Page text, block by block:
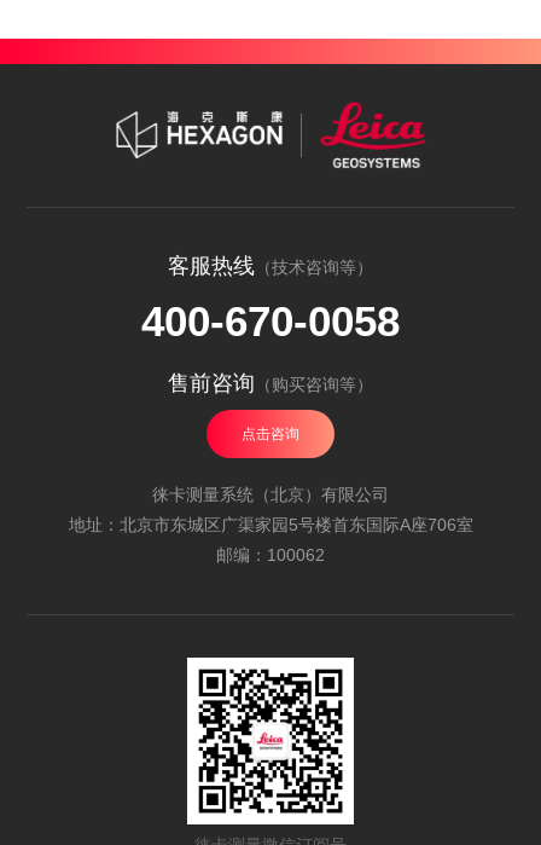
客服热线 （技术咨询等）
400-670-0058
售前咨询 （购买咨询等）
点击咨询
徕卡测量系统（北京）有限公司
地址：北京市东城区广渠家园5号楼首东国际A座706室
邮编：100062